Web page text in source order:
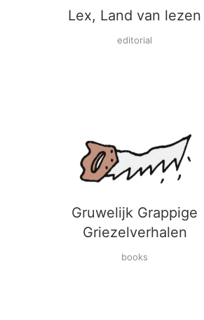
Lex, Land van lezen
editorial
Gruwelijk Grappige
Griezelverhalen
books